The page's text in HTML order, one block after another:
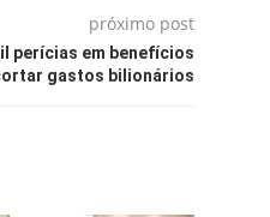
próximo post
perícias em benefícios
gastos bilionários